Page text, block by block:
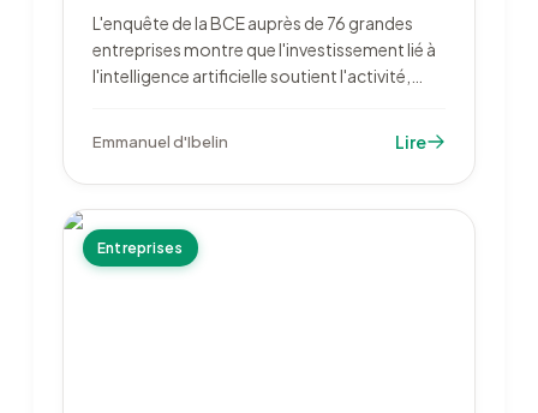
L'enquête de la BCE auprès de 76 grandes
entreprises montre que l'investissement lié à
l'intelligence artificielle soutient l'activité,
restent en retrait : 23 % d'utilisatrices contre
39 % en zone euro.
Emmanuel d'Ibelin Lire
Entreprises